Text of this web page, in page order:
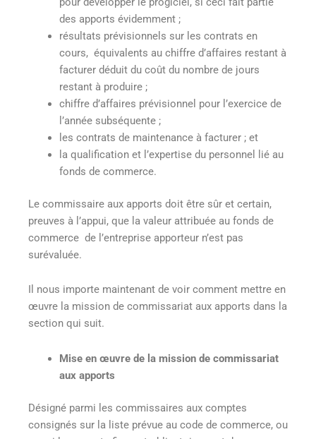
des apports évidemment ;
résultats prévisionnels sur les contrats en
cours, équivalents au chiffre d’affaires restant à
facturer déduit du coût du nombre de jours
restant à produire ;
chiffre d’affaires prévisionnel pour l’exercice de
l’année subséquente ;
les contrats de maintenance à facturer ; et
la qualification et l’expertise du personnel lié au
fonds de commerce.
Le commissaire aux apports doit être sûr et certain,
preuves à l’appui, que la valeur attribuée au fonds de
commerce de l’entreprise apporteur n’est pas
surévaluée.
Il nous importe maintenant de voir comment mettre en
œuvre la mission de commissariat aux apports dans la
section qui suit.
Mise en œuvre de la mission de commissariat
aux apports
Désigné parmi les commissaires aux comptes
consignés sur la liste prévue au code de commerce, ou